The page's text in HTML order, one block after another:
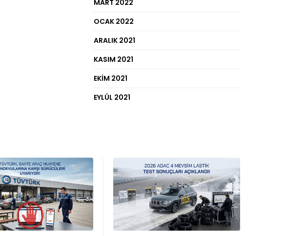
MART 2022
OCAK 2022
ARALIK 2021
KASIM 2021
EKIM 2021
EYLÜL 2021